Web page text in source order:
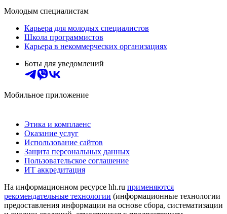
Молодым специалистам
Карьера для молодых специалистов
Школа программистов
Карьера в некоммерческих организациях
Боты для уведомлений
Мобильное приложение
Этика и комплаенс
Оказание услуг
Использование сайтов
Защита персональных данных
Пользовательское соглашение
ИТ аккредитация
На информационном ресурсе hh.ru применяются
рекомендательные технологии (информационные технологии
предоставления информации на основе сбора, систематизации